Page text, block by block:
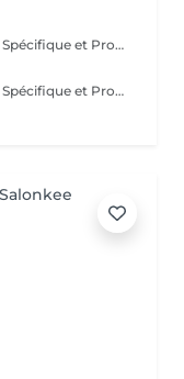
Diagnostique, Shampooing Traitant, Soin Spécifique et Produits Coiffants inclus
Diagnostique, Shampooing Traitant, Soin Spécifique et Produits Coiffants inclus